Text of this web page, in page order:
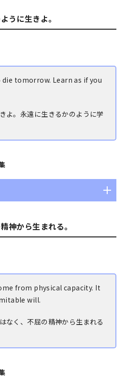
うに生きよ。
die tomorrow. Learn as if you
よ。永遠に生きるかのように学
神から生まれる。
from physical capacity. It
will.
なく、不屈の精神から生まれる